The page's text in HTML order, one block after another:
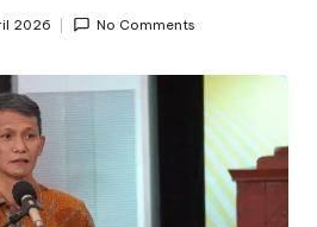
2026 No Comments